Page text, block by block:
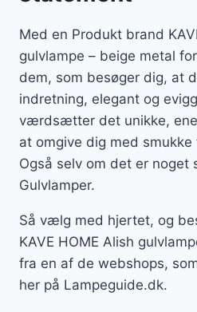
Med en Produkt brand
gulvlampe – beige metal
dem, som besøger dig, at
indretning, elegant og
værdsætter det unikke,
at omgive dig med
Også selv om det er noget
Gulvlamper.
Så vælg med hjertet, og
KAVE HOME Alish
fra en af de webshops,
her på Lampeguide.dk.